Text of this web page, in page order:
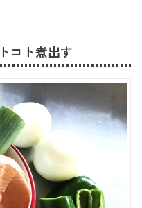
コト煮出す